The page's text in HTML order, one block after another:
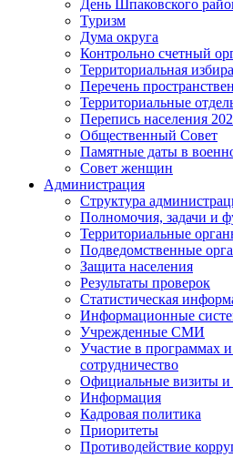
День Шпаковского
Туризм
Дума округа
Контрольно счетный
Территориальная
Перечень
Территориальные
Перепись населения
Общественный Совет
Памятные даты в
Совет женщин
Администрация
Структура
Полномочия, задачи и
Территориальные
Подведомственные
Защита населения
Результаты проверок
Статистическая
Информационные
Учрежденные СМИ
Участие в программах
сотрудничество
Официальные визиты и
Информация
Кадровая политика
Приоритеты
Противодействие